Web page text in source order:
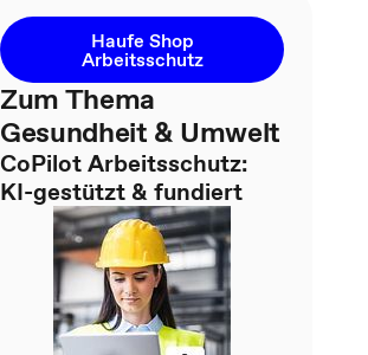
Haufe Shop
Arbeitsschutz
Zum Thema
Gesundheit & Umwelt
CoPilot Arbeitsschutz:
KI-gestützt & fundiert